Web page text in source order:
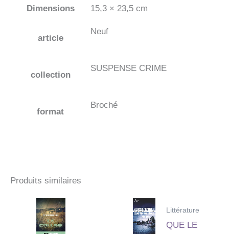
Dimensions 15,3 × 23,5 cm
article
Neuf
collection
SUSPENSE CRIME
format
Broché
Produits similaires
Littérature
QUE LE